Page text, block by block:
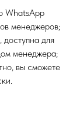
WhatsApp
менеджеров;
для
менеджера;
вы сможете